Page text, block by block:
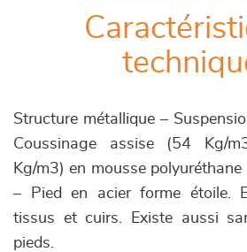
Structure métallique –
Coussinage assise (54 Kg/
Kg/m3) en mousse
– Pied en acier forme étoile.
tissus et cuirs. Existe aussi
pieds.